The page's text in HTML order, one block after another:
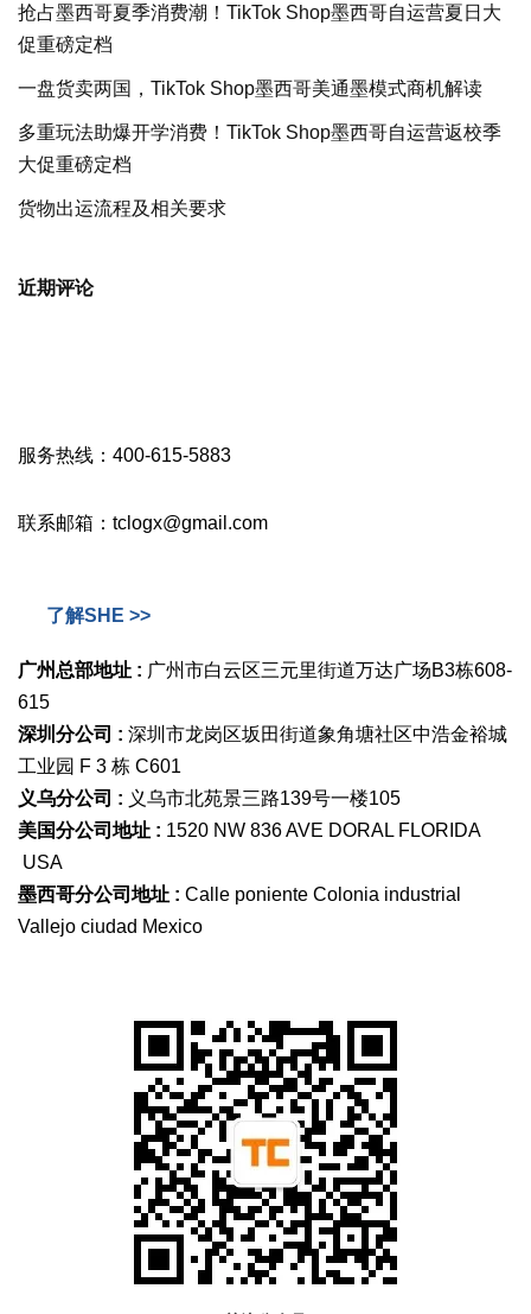
抢占墨西哥夏季消费潮！TikTok Shop墨西哥自运营夏日大
促重磅定档
一盘货卖两国，TikTok Shop墨西哥美通墨模式商机解读
多重玩法助爆开学消费！TikTok Shop墨西哥自运营返校季
大促重磅定档
货物出运流程及相关要求
近期评论
服务热线：400-615-5883
联系邮箱：tclogx@gmail.com
了解SHE >>
广州总部地址 : 广州市白云区三元里街道万达广场B3栋608-
615
深圳分公司 : 深圳市龙岗区坂田街道象角塘社区中浩金裕城
工业园 F 3 栋 C601
义乌分公司 : 义乌市北苑景三路139号一楼105
美国分公司地址 : 1520 NW 836 AVE DORAL FLORIDA
USA
墨西哥分公司地址 : Calle poniente Colonia industrial
Vallejo ciudad Mexico